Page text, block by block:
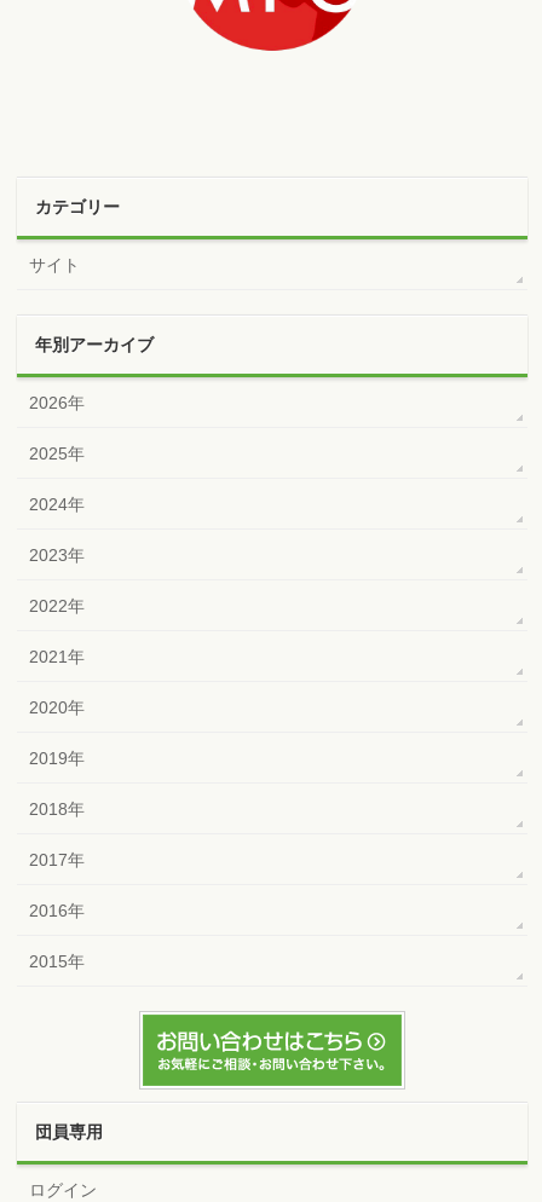
カテゴリー
サイト
年別アーカイブ
2026年
2025年
2024年
2023年
2022年
2021年
2020年
2019年
2018年
2017年
2016年
2015年
団員専用
ログイン